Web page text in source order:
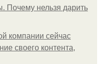
Почему нельзя дарить
компании сейчас
своего контента,